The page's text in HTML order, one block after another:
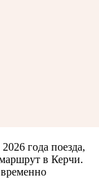
года поезда,
в Керчи.